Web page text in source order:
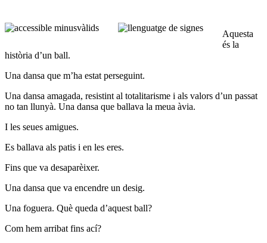
Aquesta
és la
història d’un ball.
Una dansa que m’ha estat perseguint.
Una dansa amagada, resistint al totalitarisme i als valors d’un passat
no tan llunyà. Una dansa que ballava la meua àvia.
I les seues amigues.
Es ballava als patis i en les eres.
Fins que va desaparèixer.
Una dansa que va encendre un desig.
Una foguera. Què queda d’aquest ball?
Com hem arribat fins ací?